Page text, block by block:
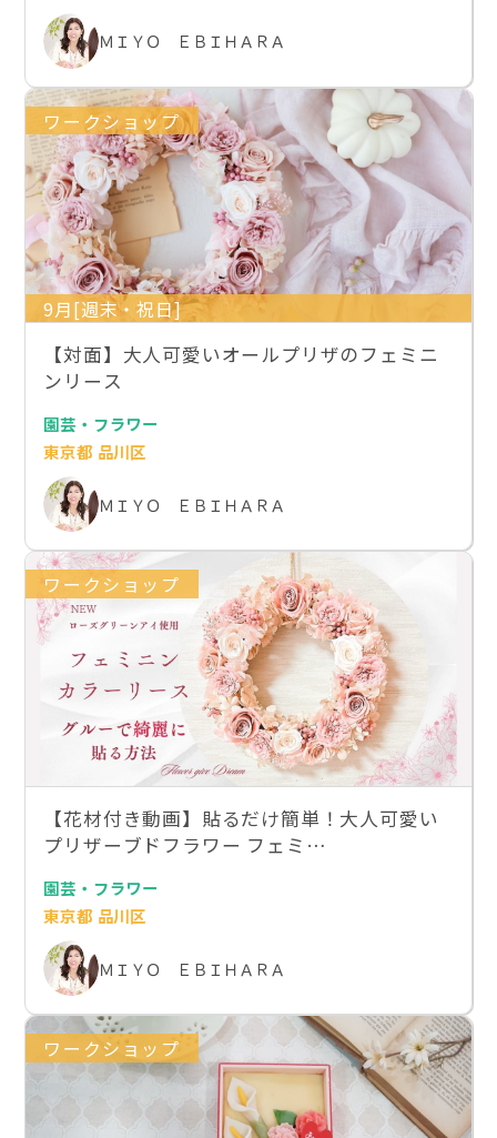
ＭＩＹＯ ＥＢＩＨＡＲＡ
ワークショップ
9月[週末・祝日]
【対面】大人可愛いオールプリザのフェミニ
ンリース
園芸・フラワー
東京都 品川区
ＭＩＹＯ ＥＢＩＨＡＲＡ
ワークショップ
【花材付き動画】貼るだけ簡単！大人可愛い
プリザーブドフラワー フェミ…
園芸・フラワー
東京都 品川区
ＭＩＹＯ ＥＢＩＨＡＲＡ
ワークショップ